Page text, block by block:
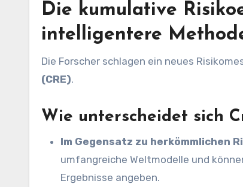
Die kumulative
intelligentere
Die Forscher schlagen ein neues
(CRE).
Wie unterscheidet sich
Im Gegensatz zu herkömmlichen
umfangreiche Weltmodelle und
Ergebnisse angeben.